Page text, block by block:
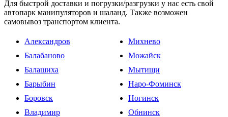
Для быстрой доставки и погрузки/разгрузки у нас есть свой
автопарк манипуляторов и шаланд. Также возможен
самовывоз транспортом клиента.
Александров
Балабаново
Балашиха
Барыбин
Боровск
Владимир
Михнево
Можайск
Мытищи
Наро-Фоминск
Ногинск
Обнинск